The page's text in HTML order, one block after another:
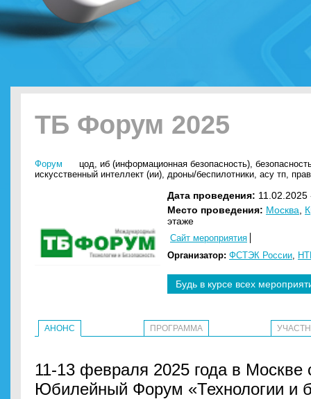
ТБ Форум 2025
Форум цод, иб (информационная безопасность),
искусственный интеллект (ии), дроны/беспилотники, асу тп,
Дата проведения:
Место проведения: Москва
этаже
Сайт мероприятия
Организатор: ФСТЭК России,
Будь в курсе всех
АНОНС ПРОГРАММА
11-13 февраля 2025 года в Москве
Юбилейный Форум «Технологии и